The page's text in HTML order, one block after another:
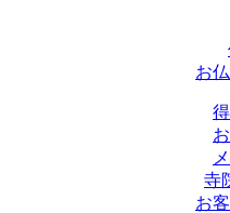
お
寺
お